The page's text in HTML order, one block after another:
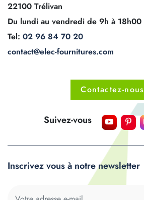
22100 Trélivan
Du lundi au vendredi de 9h à 18h00
Tel: 02 96 84 70 20
contact@elec-fournitures.com
Contactez-nous
Suivez-vous
Inscrivez vous à notre newsletter